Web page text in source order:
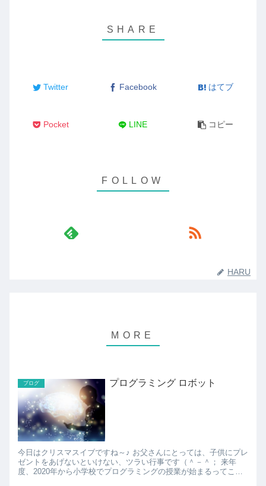
Twitter Facebook はてブ
Pocket LINE コピー
HARU
ブログ プログラミング ロボット
今日はクリスマスイブですね～♪ お父さんにとっては、子供にプレ
ゼントをあげないといけない、ツラい行事です（＾－＾； 来年
度、2020年から小学校でプログラミングの授業が始まるってこと